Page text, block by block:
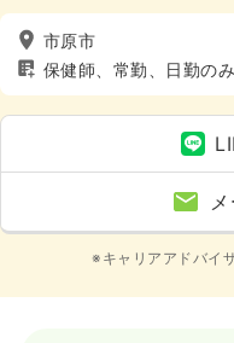
市原市
保健師、常勤、日勤の
務、4週8休以上
※キャリアアドバイ